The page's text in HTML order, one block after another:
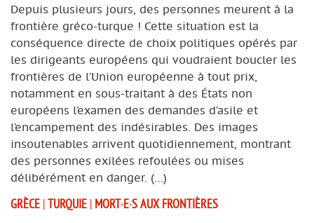
Depuis plusieurs jours, des personnes meurent à la
frontière gréco-turque ! Cette situation est la
conséquence directe de choix politiques opérés par
les dirigeants européens qui voudraient boucler les
frontières de l’Union européenne à tout prix,
notamment en sous-traitant à des États non
européens l’examen des demandes d’asile et
l’encampement des indésirables. Des images
insoutenables arrivent quotidiennement, montrant
des personnes exilées refoulées ou mises
délibérément en danger. (…)
GRÈCE |TURQUIE | MORT·E·S AUX FRONTIÈRES